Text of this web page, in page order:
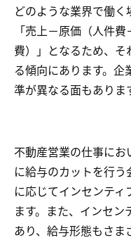
どのような業界で働く
「売上－原価（人件
費）」となるため、
る傾向にあります。企
準が異なる面もありま
不動産営業の仕事に
に給与のカットを行
に応じてインセンティ
ます。また、インセン
あり、給与形態もさま